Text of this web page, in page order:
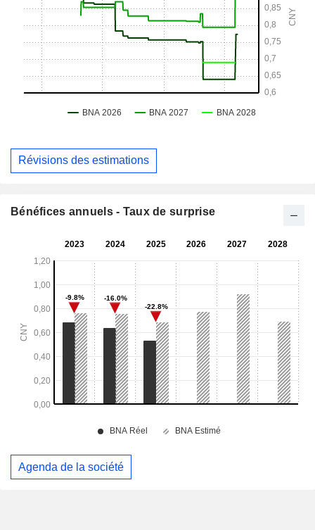
Révisions des estimations
Bénéfices annuels - Taux de surprise
Agenda de la société